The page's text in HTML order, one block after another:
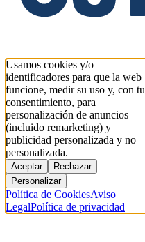
Usamos cookies y/o
identificadores para que la web
funcione, medir su uso y, con tu
consentimiento, para
personalización de anuncios
(incluido remarketing) y
publicidad personalizada y no
personalizada.
Aceptar
Rechazar
Personalizar
Política de CookiesAviso
LegalPolítica de privacidad